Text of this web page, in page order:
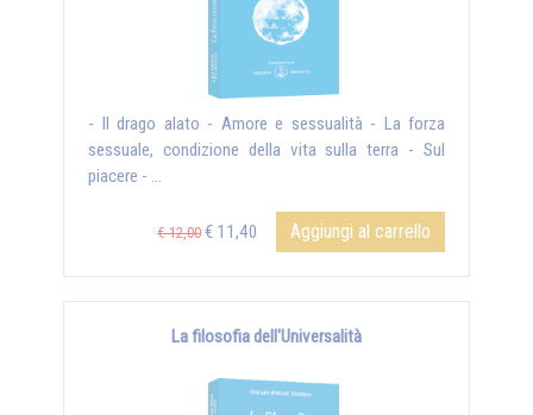
- Il drago alato - Amore e sessualità - La forza
sessuale, condizione della vita sulla terra - Sul
piacere - ...
€ 12,00 € 11,40 Aggiungi al carrello
La filosofia dell'Universalità